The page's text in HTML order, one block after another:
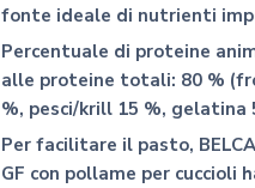
Exspot
fonte ideale di nutrienti
Percentuale di proteine
alle proteine totali: 80 %
%, pesci/krill 15 %, gelatina
Per facilitare il pasto,
GF con pollame per cuccioli